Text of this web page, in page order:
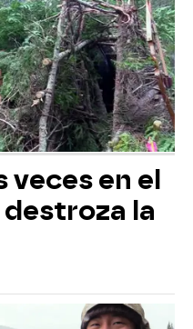
veces en el
destroza la